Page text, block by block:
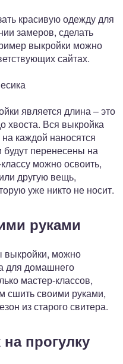
красивую одежду для
замеров, сделать
выкройки можно
сайтах.
является длина – это
хвоста. Вся выкройка
каждой наносятся
будут перенесены на
можно освоить,
другую вещь,
уже никто не носит.
руками
выкройки, можно
для домашнего
мастер-классов,
сшить своими руками,
из старого свитера.
прогулку